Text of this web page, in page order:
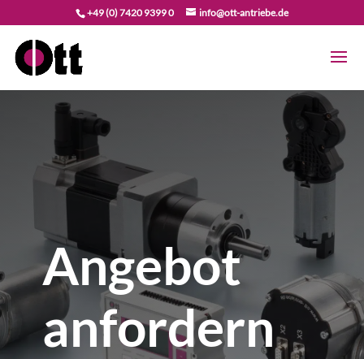
+49 (0) 7420 9399 0 info@ott-antriebe.de
Angebot
anfordern